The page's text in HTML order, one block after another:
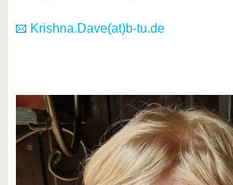
Krishna.Dave(at)b-tu.de